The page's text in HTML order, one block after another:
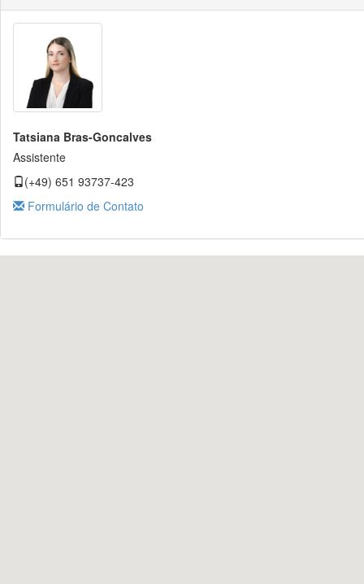
Tatsiana Bras-Goncalves
Assistente
(+49) 651 93737-423
Formulário de Contato